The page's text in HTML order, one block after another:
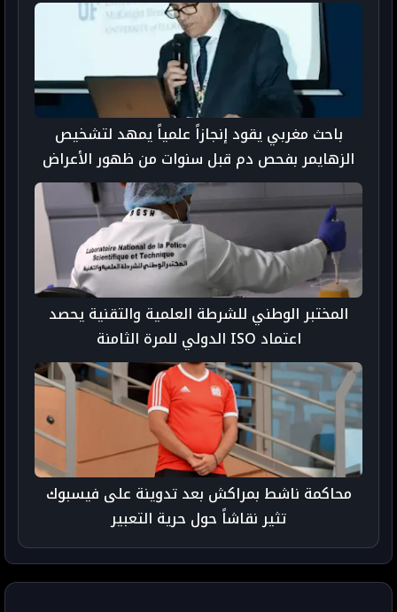
باحث مغربي يقود إنجازاً علمياً يمهد لتشخيص
الزهايمر بفحص دم قبل سنوات من ظهور الأعراض
المختبر الوطني للشرطة العلمية والتقنية يحصد
اعتماد ISO الدولي للمرة الثامنة
محاكمة ناشط بمراكش بعد تدوينة على فيسبوك
تثير نقاشاً حول حرية التعبير